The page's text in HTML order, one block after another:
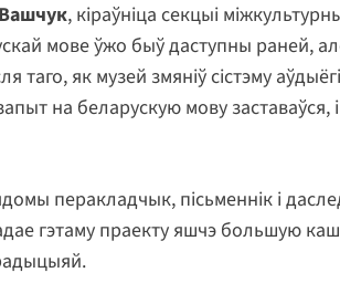
, кіраўніца секцыі
мове ўжо быў даступны раней,
таго, як музей змяніў сістэму
на беларускую мову
перакладчык, пісьменнік і
гэтаму праекту яшчэ большую